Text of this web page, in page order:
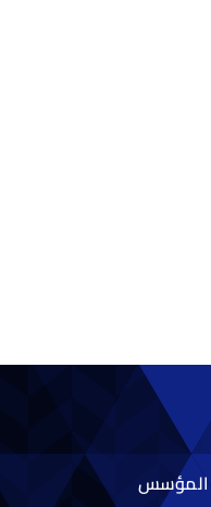
المؤسس